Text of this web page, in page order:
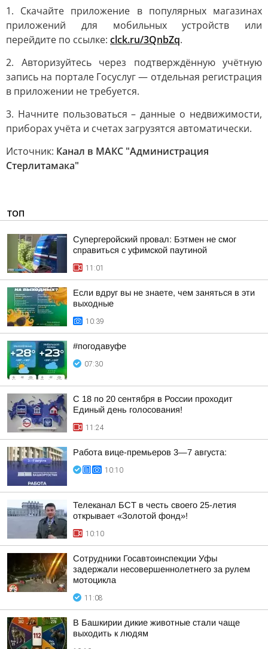
1. Скачайте приложение в популярных магазинах
приложений для мобильных устройств или
перейдите по ссылке: clck.ru/3QnbZq.
2. Авторизуйтесь через подтверждённую учётную
запись на портале Госуслуг — отдельная регистрация
в приложении не требуется.
3. Начните пользоваться – данные о недвижимости,
приборах учёта и счетах загрузятся автоматически.
Источник: Канал в МАКС "Администрация
Стерлитамака"
ТОП
Супергеройский провал: Бэтмен не смог
справиться с уфимской паутиной
11:01
Если вдруг вы не знаете, чем заняться в эти
выходные
10:39
#погодавуфе
07:30
С 18 по 20 сентября в России проходит
Единый день голосования!
11:24
Работа вице-премьеров 3—7 августа:
10:10
Телеканал БСТ в честь своего 25-летия
открывает «Золотой фонд»!
10:10
Сотрудники Госавтоинспекции Уфы
задержали несовершеннолетнего за рулем
мотоцикла
11:08
В Башкирии дикие животные стали чаще
выходить к людям